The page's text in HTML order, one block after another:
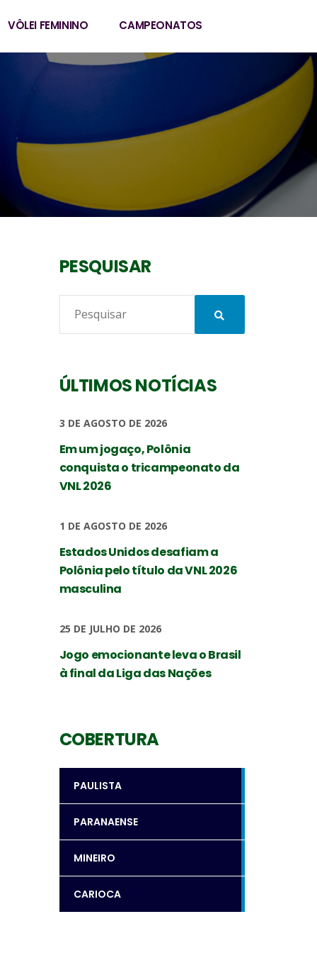
VÔLEI FEMININO CAMPEONATOS
PESQUISAR
ÚLTIMOS NOTÍCIAS
3 DE AGOSTO DE 2026
Em um jogaço, Polônia
conquista o tricampeonato da
VNL 2026
1 DE AGOSTO DE 2026
Estados Unidos desafiam a
Polônia pelo título da VNL 2026
masculina
25 DE JULHO DE 2026
Jogo emocionante leva o Brasil
à final da Liga das Nações
COBERTURA
PAULISTA
PARANAENSE
MINEIRO
CARIOCA